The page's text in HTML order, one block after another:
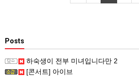
Posts
하숙생이 전부 미녀입니다만 2
[콘서트] 아이브